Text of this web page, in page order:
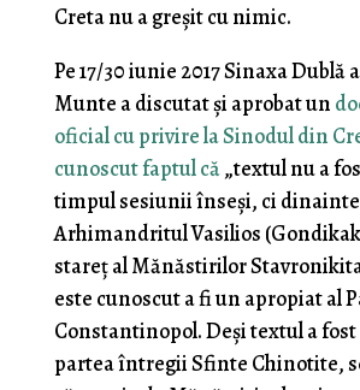
Creta nu a greșit cu nimic.
Pe 17/30 iunie 2017 Sinaxa Dublă
Munte a discutat și aprobat un
oficial cu privire la Sinodul din
cunoscut faptul că„textul nu a
timpul sesiunii înseși, ci
Arhimandritul Vasilios
stareț al Mănăstirilor
este cunoscut a fi un apropiat al
Constantinopol. Deși textul a
partea întregii Sfinte Chinotite,